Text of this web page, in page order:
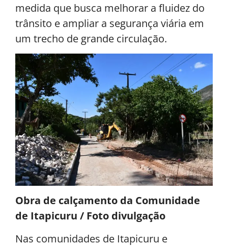
medida que busca melhorar a fluidez do
trânsito e ampliar a segurança viária em
um trecho de grande circulação.
Obra de calçamento da Comunidade
de Itapicuru / Foto divulgação
Nas comunidades de Itapicuru e